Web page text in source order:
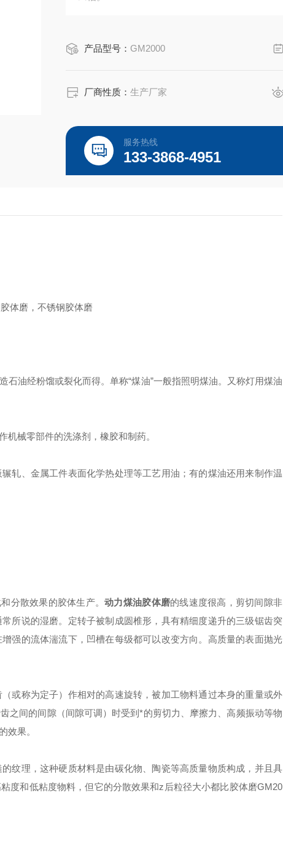
产品型号： GM2000
厂商性质：生产厂家
服务热线
133-3868-4951
体磨，不锈钢胶体磨
石油经粉馏或裂化而得。单称“煤油”一般指照明煤油。又称灯用煤油
械零部件的洗涤剂，橡胶和制药。
轧、金属工件表面化学热处理等工艺用油；有的煤油还用来制作温
分散效果的胶体生产。动力煤油胶体磨的线速度很高，剪切间隙非
所说的湿磨。定转子被制成圆椎形，具有精细度递升的三级锯齿突
强的流体湍流下，凹槽在每级都可以改变方向。高质量的表面抛光
或称为定子）作相对的高速旋转，被加工物料通过本身的重量或外
之间的间隙（间隙可调）时受到*的剪切力、摩擦力、高频振动等物
效果。
纹理，这种硬质材料是由碳化物、陶瓷等高质量物质构成，并且具
度和低粘度物料，但它的分散效果和z后粒径大小都比胶体磨GM20